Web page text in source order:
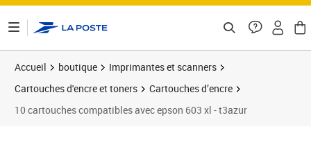
Accueil boutique
Imprimantes et scanners
Cartouches d'encre et toners
Cartouches d’encre
10 cartouches compatibles avec epson 603 xl - t3azur